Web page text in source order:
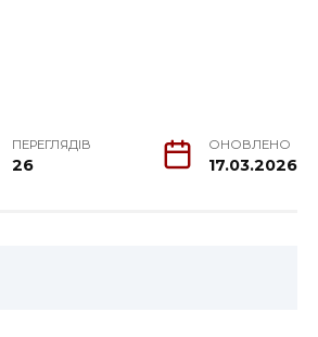
ПЕРЕГЛЯДІВ
26
ОНОВЛЕНО
17.03.2026